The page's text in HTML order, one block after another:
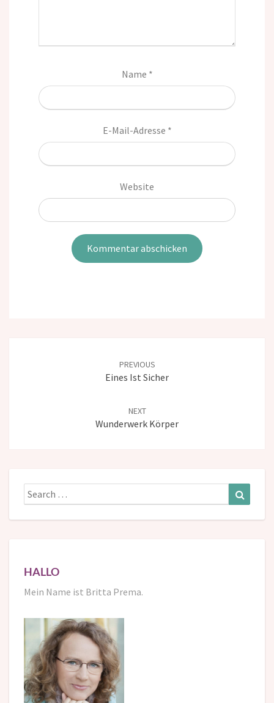
Name *
E-Mail-Adresse *
Website
PREVIOUS
Eines Ist Sicher
NEXT
Wunderwerk Körper
Search
for:
HALLO
Mein Name ist Britta Prema.